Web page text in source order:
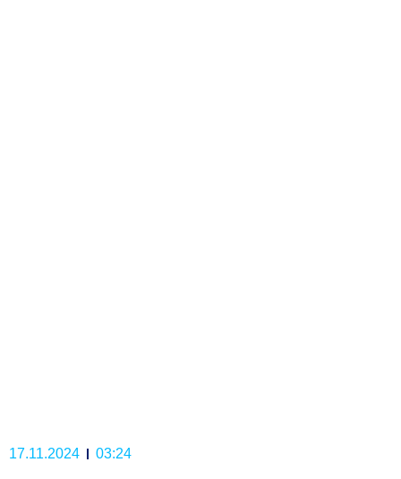
17.11.2024 03:24